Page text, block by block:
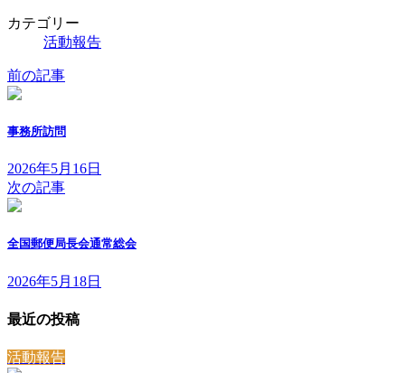
カテゴリー
活動報告
前の記事
事務所訪問
2026年5月16日
次の記事
全国郵便局長会通常総会
2026年5月18日
最近の投稿
活動報告